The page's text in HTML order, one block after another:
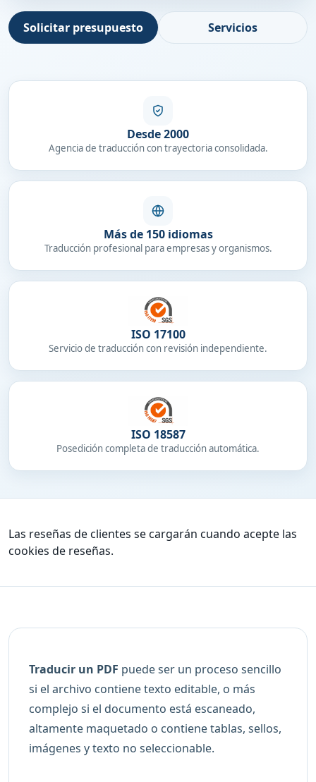
Solicitar presupuesto Servicios
Desde 2000
Agencia de traducción con trayectoria consolidada.
Más de 150 idiomas
Traducción profesional para empresas y organismos.
ISO 17100
Servicio de traducción con revisión independiente.
ISO 18587
Posedición completa de traducción automática.
Las reseñas de clientes se cargarán cuando acepte las
cookies de reseñas.
Traducir un PDF puede ser un proceso sencillo
si el archivo contiene texto editable, o más
complejo si el documento está escaneado,
altamente maquetado o contiene tablas, sellos,
imágenes y texto no seleccionable.